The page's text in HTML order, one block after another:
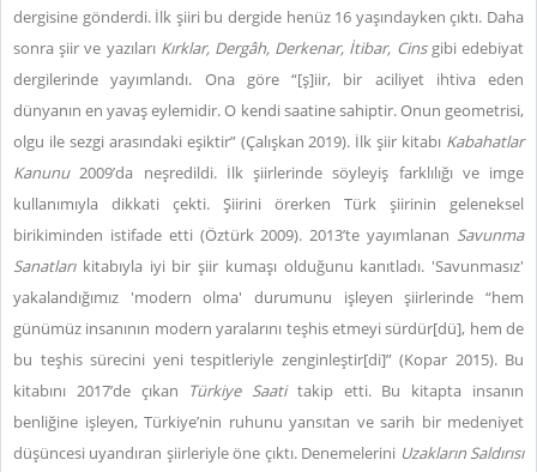
dergisine gönderdi. İlk şiiri bu dergide henüz 16 yaşındayken çıktı. Daha
sonra şiir ve yazıları Kırklar, Dergâh, Derkenar, İtibar, Cinsgibi edebiyat
dergilerinde yayımlandı. Ona göre “[ş]iir, bir aciliyet ihtiva eden
dünyanın en yavaş eylemidir. O kendi saatine sahiptir. Onun geometrisi,
olgu ile sezgi arasındaki eşiktir” (Çalışkan 2019). İlk şiir kitabı Kabahatlar
Kanunu2009’da neşredildi. İlk şiirlerinde söyleyiş farklılığı ve imge
kullanımıyla dikkati çekti. Şiirini örerken Türk şiirinin geleneksel
birikiminden istifade etti (Öztürk 2009). 2013’te yayımlanan Savunma
Sanatlarıkitabıyla iyi bir şiir kumaşı olduğunu kanıtladı. 'Savunmasız'
yakalandığımız 'modern olma' durumunu işleyen şiirlerinde “hem
günümüz insanının modern yaralarını teşhis etmeyi sürdür[dü], hem de
bu teşhis sürecini yeni tespitleriyle zenginleştir[di]” (Kopar 2015). Bu
kitabını 2017’de çıkan Türkiye Saatitakip etti. Bu kitapta insanın
benliğine işleyen, Türkiye’nin ruhunu yansıtan ve sarih bir medeniyet
düşüncesi uyandıran şiirleriyle öne çıktı. Denemelerini Uzakların Saldırısı